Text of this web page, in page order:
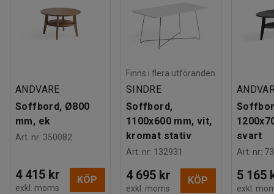
ANDVARE
Soffbord, Ø800
mm, ek
Art. nr: 350082
4 415 kr
exkl. moms
KÖP
Finns i flera utföranden
SINDRE
Soffbord,
1100x600 mm, vit,
kromat stativ
Art. nr: 132931
4 695 kr
exkl. moms
KÖP
svart
Art. nr:
5 165
exkl.